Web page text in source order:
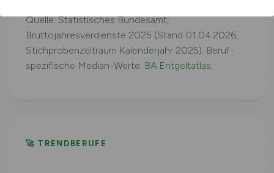
Quelle: Statistisches Bundesamt,
Bruttojahresverdienste 2025 (Stand 01.04.2026,
Stichprobenzeitraum Kalenderjahr 2025). Beruf-
spezifische Median-Werte: BA Entgeltatlas.
🚀 TRENDBERUFE